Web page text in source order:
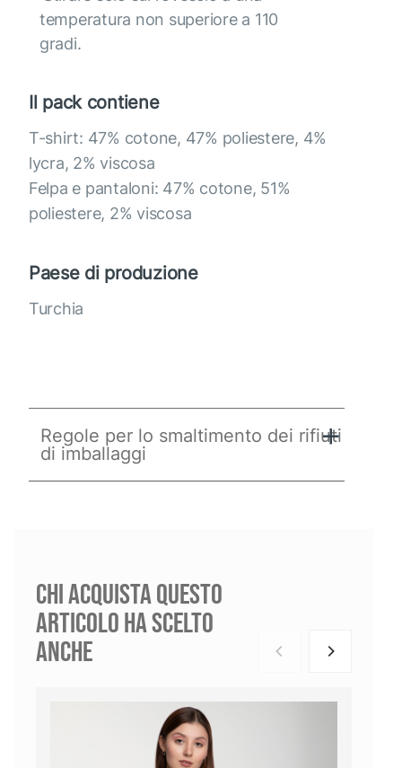
temperatura non superiore a 110
gradi.
Il pack contiene
T-shirt: 47% cotone, 47% poliestere, 4%
lycra, 2% viscosa
Felpa e pantaloni: 47% cotone, 51%
poliestere, 2% viscosa
Paese di produzione
Turchia
Regole per lo smaltimento dei rifiuti
di imballaggi
CHI ACQUISTA QUESTO
ARTICOLO HA SCELTO
ANCHE